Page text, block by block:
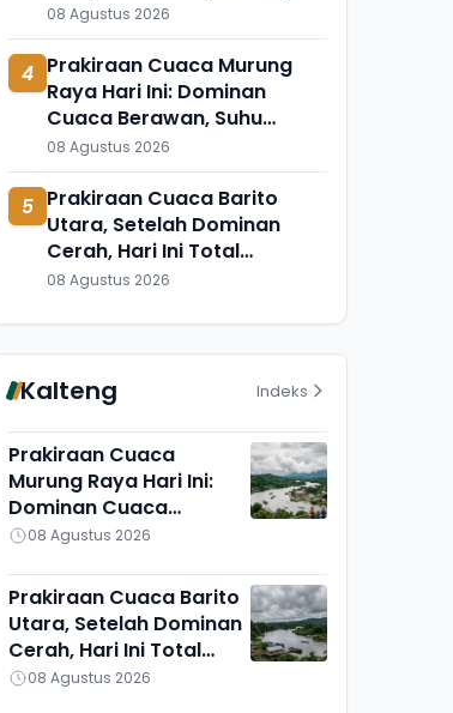
08 Agustus 2026
4 Prakiraan Cuaca Murung
Raya Hari Ini: Dominan
Cuaca Berawan, Suhu
Udara Ikut Turun
08 Agustus 2026
5 Prakiraan Cuaca Barito
Utara, Setelah Dominan
Cerah, Hari Ini Total
Berawan, Suhu Udara Pun
08 Agustus 2026
Kalteng Indeks
Prakiraan Cuaca
Murung Raya Hari Ini:
Dominan Cuaca
Berawan, Suhu Udara
08 Agustus 2026
Prakiraan Cuaca Barito
Utara, Setelah Dominan
Cerah, Hari Ini Total
Berawan, Suhu Udara
08 Agustus 2026